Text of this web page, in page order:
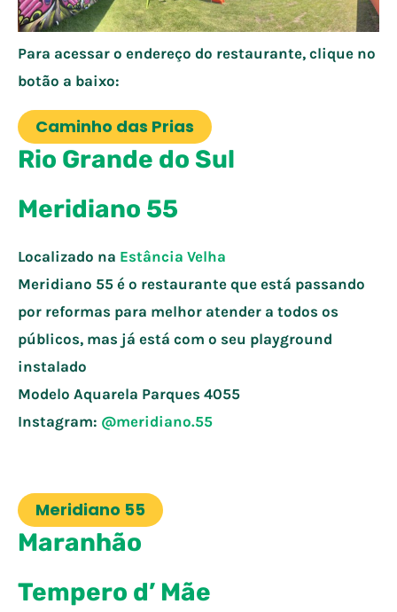
Para acessar o endereço do restaurante, clique no
botão a baixo:
Caminho das Prias
Rio Grande do Sul
Meridiano 55
Localizado na Estância Velha
Meridiano 55 é o restaurante que está passando
por reformas para melhor atender a todos os
públicos, mas já está com o seu playground
instalado
Modelo Aquarela Parques 4055
Instagram: @meridiano.55
Meridiano 55
Maranhão
Tempero d’ Mãe